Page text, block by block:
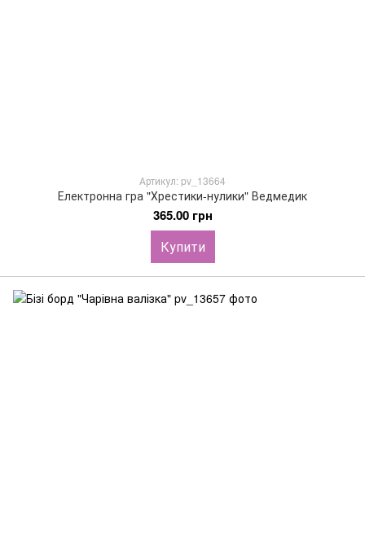
Артикул: pv_13664
Електронна гра "Хрестики-нулики" Ведмедик
365.00 грн
Купити